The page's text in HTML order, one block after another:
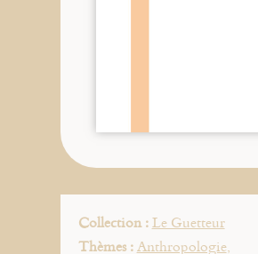
Collection :Le Guetteur
Thèmes :Anthropologie,